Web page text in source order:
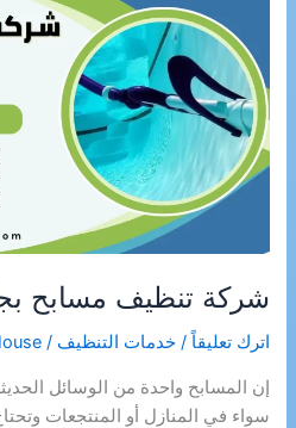
بجازان
شركة تنظيف مسابح
اترك تعليقاً /خدمات التنظيف /
إن المسابح واحدة من الوسائل
سواء في المنازل أو المنتجعات